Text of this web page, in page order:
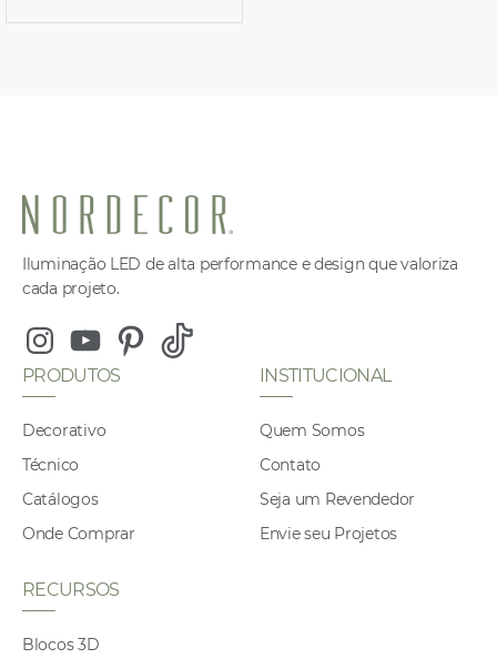
Iluminação LED de alta performance e design que valoriza
cada projeto.
InstagramYoutubePinterest
Tiktok
PRODUTOS
Decorativo
Técnico
Catálogos
Onde Comprar
INSTITUCIONAL
Quem Somos
Contato
Seja um Revendedor
Envie seu Projetos
RECURSOS
Blocos 3D